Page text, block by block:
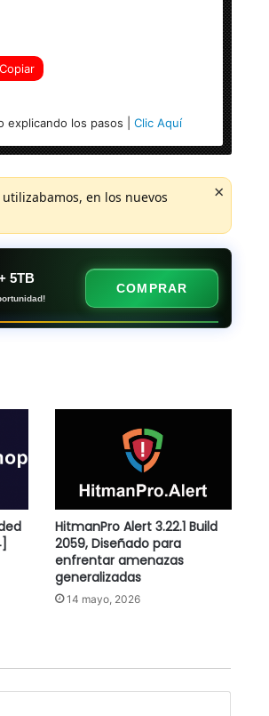
Copiar
explicando los pasos |Clic Aquí
en los nuevos
×
5TB
COMPRAR
HitmanPro Alert 3.22.1 Build
2059, Diseñado para
enfrentar amenazas
generalizadas
14 mayo, 2026